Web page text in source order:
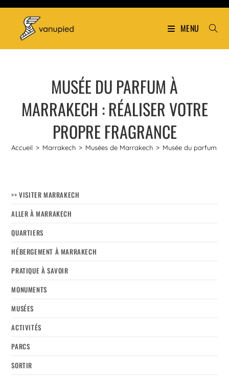
MENU
MUSÉE DU PARFUM À
MARRAKECH : RÉALISER VOTRE
PROPRE FRAGRANCE
Accueil > Marrakech > Musées de Marrakech > Musée du parfum à
>> VISITER MARRAKECH
ALLER À MARRAKECH
QUARTIERS
HÉBERGEMENT À MARRAKECH
PRATIQUE À SAVOIR
MONUMENTS
MUSÉES
ACTIVITÉS
PARCS
SORTIR